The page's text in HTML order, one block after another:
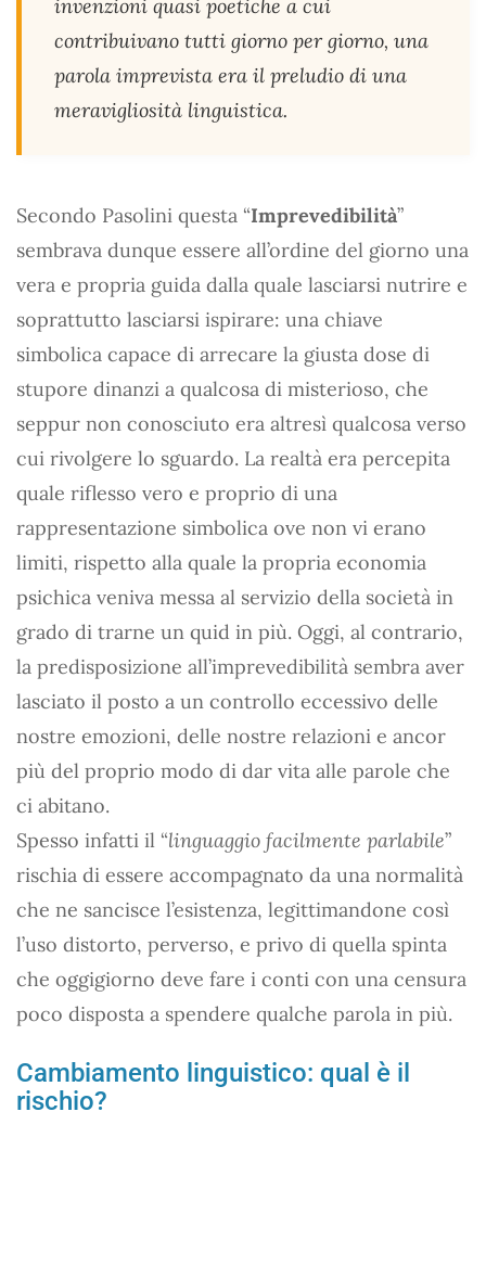
invenzioni quasi poetiche a cui
contribuivano tutti giorno per giorno, una
parola imprevista era il preludio di una
meravigliosità linguistica.
Secondo Pasolini questa “Imprevedibilità”
sembrava dunque essere all’ordine del giorno una
vera e propria guida dalla quale lasciarsi nutrire e
soprattutto lasciarsi ispirare: una chiave
simbolica capace di arrecare la giusta dose di
stupore dinanzi a qualcosa di misterioso, che
seppur non conosciuto era altresì qualcosa verso
cui rivolgere lo sguardo. La realtà era percepita
quale riflesso vero e proprio di una
rappresentazione simbolica ove non vi erano
limiti, rispetto alla quale la propria economia
psichica veniva messa al servizio della società in
grado di trarne un quid in più. Oggi, al contrario,
la predisposizione all’imprevedibilità sembra aver
lasciato il posto a un controllo eccessivo delle
nostre emozioni, delle nostre relazioni e ancor
più del proprio modo di dar vita alle parole che
ci abitano.
Spesso infatti il “linguaggio facilmente parlabile”
rischia di essere accompagnato da una normalità
che ne sancisce l’esistenza, legittimandone così
l’uso distorto, perverso, e privo di quella spinta
che oggigiorno deve fare i conti con una censura
poco disposta a spendere qualche parola in più.
Cambiamento linguistico: qual è il
rischio?